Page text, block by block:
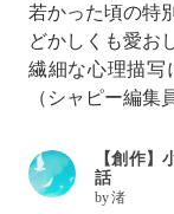
若かった頃の特
どかしくも愛お
繊細な心理描写
（シャピー編集
【創作】
話
by渚